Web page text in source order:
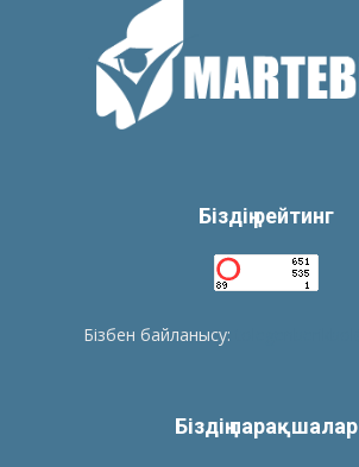
Біздің рейтинг
Бізбен байланысу:
Біздің парақшалар